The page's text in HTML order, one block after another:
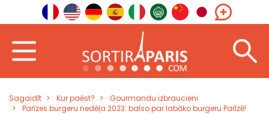
Sagaidīt Kur paēst?
Gourmandu izbraucieni
Parīzes burgeru nedēļa 2023: balso par labāko burgeru Parīzē!